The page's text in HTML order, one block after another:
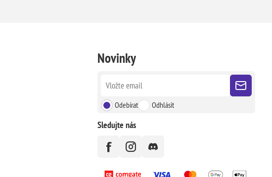
Novinky
Odebírat Odhlásit
Sledujte nás